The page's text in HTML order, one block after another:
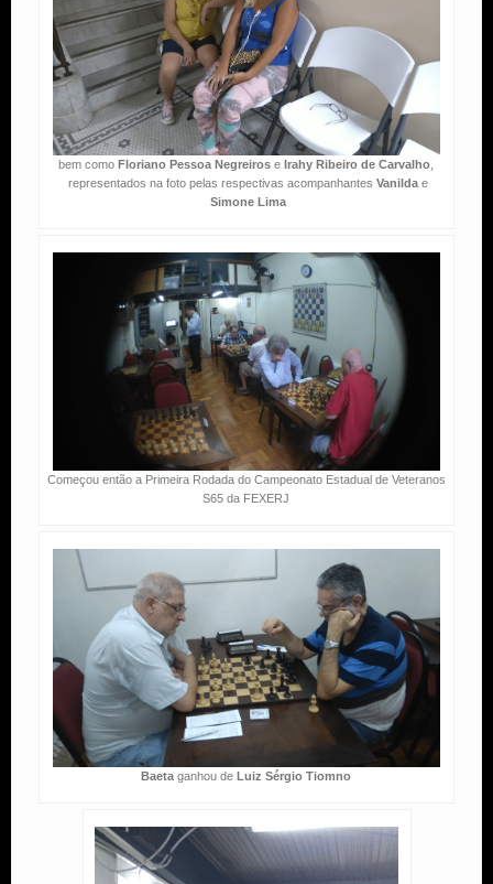
bem como Floriano Pessoa Negreiros e Irahy Ribeiro de Carvalho
representados na foto pelas respectivas acompanhantes Vanildae
Simone Lima
Começou então a Primeira Rodada do Campeonato Estadual de Veteranos
S65 da FEXERJ
Baeta ganhou deLuiz Sérgio Tiomno